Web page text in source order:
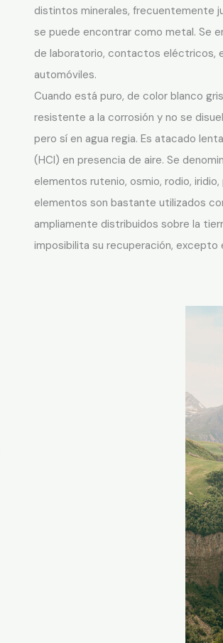
distintos minerales, frecuentemente
se puede encontrar como metal. Se
de laboratorio, contactos eléctricos,
automóviles.
Cuando está puro, de color blanco
resistente a la corrosión y no se
pero sí en agua regia. Es atacado
(HCl) en presencia de aire. Se
elementos rutenio, osmio, rodio,
elementos son bastante utilizados
ampliamente distribuidos sobre la
imposibilita su recuperación, excepto